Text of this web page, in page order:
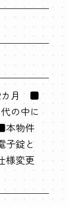
2カ月 ■
の中に
本物件
子錠と
様変更